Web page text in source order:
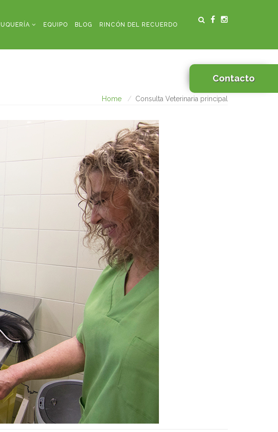
EQUIPO BLOG RINCÓN DEL RECUERDO
Contacto
Home Consulta Veterinaria principal